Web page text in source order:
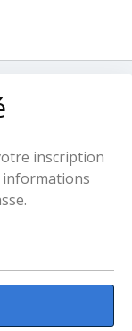
inscription
informations